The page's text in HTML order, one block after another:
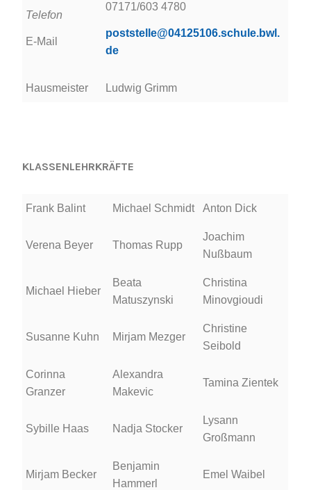
Telefon
E-Mail
07171/603 4780
poststelle@04125106.schule.bwl.
de
Hausmeister Ludwig Grimm
KLASSENLEHRKRÄFTE
Frank Balint Michael Schmidt Anton Dick
Verena Beyer Thomas Rupp
Joachim
Nußbaum
Michael Hieber
Beata
Matuszynski
Christina
Minovgioudi
Susanne Kuhn Mirjam Mezger
Christine
Seibold
Corinna
Granzer
Alexandra
Makevic
Tamina Zientek
Sybille Haas Nadja Stocker
Lysann
Großmann
Mirjam Becker
Benjamin
Hammerl
Emel Waibel